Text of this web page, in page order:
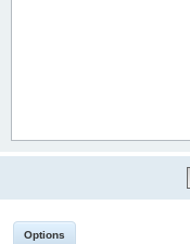
Options